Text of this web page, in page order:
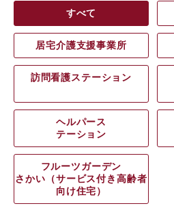
すべて
居宅介護支援事業所
訪問看護ステーション
ヘルパース
テーション
フルーツガーデン
さかい（サービス付き高齢者
向け住宅）